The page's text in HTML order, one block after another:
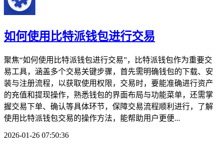
如何使用比特派钱包进行交易
聚焦“如何使用比特派钱包进行交易”，比特派钱包作为重要交
易工具，涵盖多个交易关键步骤，首先需明确钱包的下载、安
装与注册流程，以获取使用权限，交易时，要能准确进行资产
的充值和提现操作，熟悉钱包的界面布局与功能菜单，还需掌
握交易下单、确认等具体环节，保障交易流程顺利进行，了解
使用比特派钱包交易的操作方法，能帮助用户更便...
2026-01-26 07:50:36